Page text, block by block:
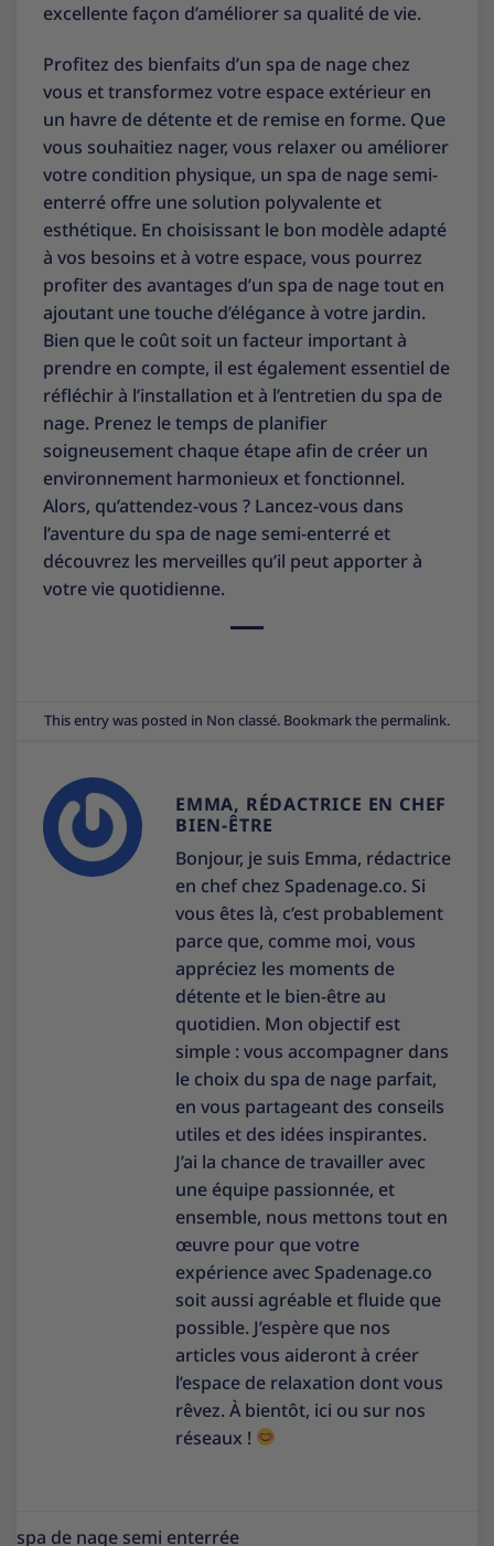
excellente façon d’améliorer sa qualité de vie.
Profitez des bienfaits d’un spa de nage chez
vous et transformez votre espace extérieur en
un havre de détente et de remise en forme. Que
vous souhaitiez nager, vous relaxer ou améliorer
votre condition physique, un spa de nage semi-
enterré offre une solution polyvalente et
esthétique. En choisissant le bon modèle adapté
à vos besoins et à votre espace, vous pourrez
profiter des avantages d’un spa de nage tout en
ajoutant une touche d’élégance à votre jardin.
Bien que le coût soit un facteur important à
prendre en compte, il est également essentiel de
réfléchir à l’installation et à l’entretien du spa de
nage. Prenez le temps de planifier
soigneusement chaque étape afin de créer un
environnement harmonieux et fonctionnel.
Alors, qu’attendez-vous ? Lancez-vous dans
l’aventure du spa de nage semi-enterré et
découvrez les merveilles qu’il peut apporter à
votre vie quotidienne.
This entry was posted in Non classé. Bookmark the permalink.
EMMA, RÉDACTRICE EN CHEF
BIEN-ÊTRE
Bonjour, je suis Emma, rédactrice
en chef chez Spadenage.co. Si
vous êtes là, c’est probablement
parce que, comme moi, vous
appréciez les moments de
détente et le bien-être au
quotidien. Mon objectif est
simple : vous accompagner dans
le choix du spa de nage parfait,
en vous partageant des conseils
utiles et des idées inspirantes.
J’ai la chance de travailler avec
une équipe passionnée, et
ensemble, nous mettons tout en
œuvre pour que votre
expérience avec Spadenage.co
soit aussi agréable et fluide que
possible. J’espère que nos
articles vous aideront à créer
l’espace de relaxation dont vous
rêvez. À bientôt, ici ou sur nos
réseaux !
spa de nage semi enterrée